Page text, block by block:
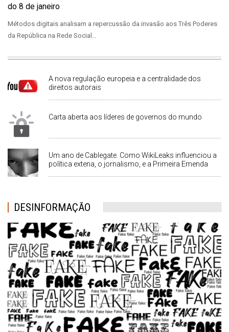
do 8 de janeiro
Métodos digitais analisam a repercussão da invasão aos Três Poderes
da República na Rede Social…
A nova regulação europeia e a centralidade dos
direitos autorais
Carta aberta aos líderes de governos do mundo
Um ano de Cablegate. Como WikiLeaks influenciou a
política extena, o jornalismo, e a Primeira Emenda
DESINFORMAÇÃO